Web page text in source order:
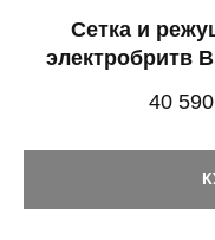
Сетка и
электробритв
40